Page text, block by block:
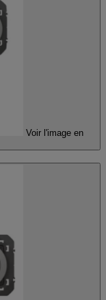
Voir l'image en